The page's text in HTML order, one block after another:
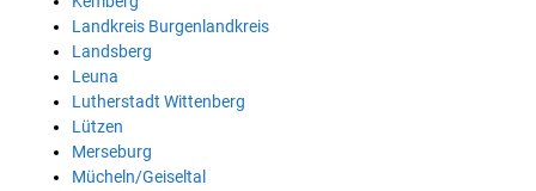
Landkreis Burgenlandkreis
Landsberg
Leuna
Lutherstadt Wittenberg
Lützen
Merseburg
Mücheln/Geiseltal